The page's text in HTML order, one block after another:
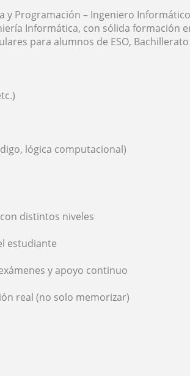
y Programación – Ingeniero Informático
Informática, con sólida formación
para alumnos de ESO,
lógica computacional)
distintos niveles
estudiante
y apoyo continuo
real (no solo memorizar)